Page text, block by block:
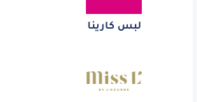
لبس كارينا